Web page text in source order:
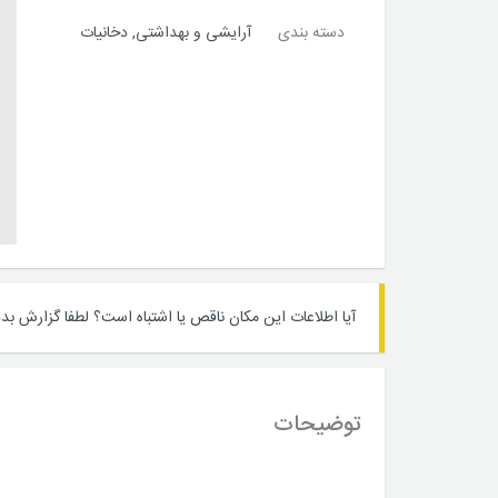
دسته بندی آرایشی و بهداشتی,دخانیات
آیا اطلاعات این مکان ناقص یا اشتباه است؟ لطفا گزارش
توضیحات